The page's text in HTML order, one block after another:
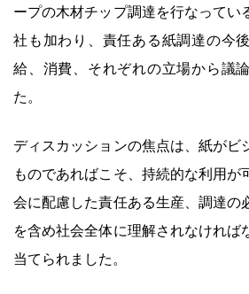
ープの木材チップ調達を行なってい
社も加わり、責任ある紙調達の今
給、消費、それぞれの立場から議
た。
ディスカッションの焦点は、紙がビ
ものであればこそ、持続的な利用が
会に配慮した責任ある生産、調達の
を含め社会全体に理解されなければ
当てられました。